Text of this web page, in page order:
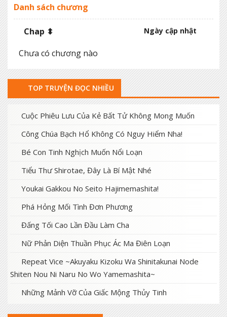
Danh sách chương
Chap ⬍ Ngày cập nhật
Chưa có chương nào
TOP TRUYỆN ĐỌC NHIỀU
Cuộc Phiêu Lưu Của Kẻ Bất Tử Không Mong Muốn
Công Chúa Bạch Hổ Không Có Nguy Hiểm Nha!
Bé Con Tinh Nghịch Muốn Nổi Loạn
Tiểu Thư Shirotae, Đây Là Bí Mật Nhé
Youkai Gakkou No Seito Hajimemashita!
Phá Hỏng Mối Tình Đơn Phương
Đấng Tối Cao Lần Đầu Làm Cha
Nữ Phản Diện Thuần Phục Ác Ma Điên Loạn
Repeat Vice ~Akuyaku Kizoku Wa Shinitakunai Node
Shiten Nou Ni Naru No Wo Yamemashita~
Những Mảnh Vỡ Của Giấc Mộng Thủy Tinh